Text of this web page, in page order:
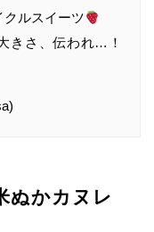
クルスイーツ
きさ、伝われ…！
ぬかカヌレ